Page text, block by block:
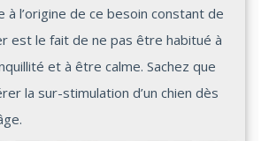
à l’origine de ce besoin constant de
est le fait de ne pas être habitué à
et à être calme. Sachez que
la sur-stimulation d’un chien dès